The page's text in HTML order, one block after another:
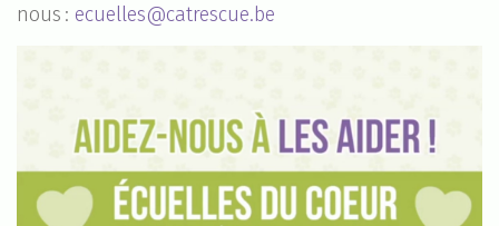
nous : ecuelles@catrescue.be